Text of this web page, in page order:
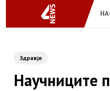
Здравје
Нaучниците